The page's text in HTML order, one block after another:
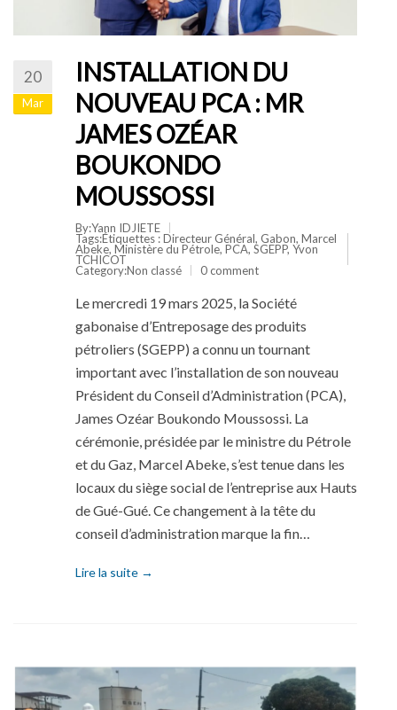
20
Mar
INSTALLATION DU
NOUVEAU PCA : MR
JAMES OZÉAR
BOUKONDO
MOUSSOSSI
By:Yann IDJIETE
Tags:Étiquettes :Directeur Général, Gabon, Marcel
Abeke, Ministère du Pétrole, PCA, SGEPP, Yvon
TCHICOT
Category:Non classé 0 comment
Le mercredi 19 mars 2025, la Société
gabonaise d’Entreposage des produits
pétroliers (SGEPP) a connu un tournant
important avec l’installation de son nouveau
Président du Conseil d’Administration (PCA),
James Ozéar Boukondo Moussossi. La
cérémonie, présidée par le ministre du Pétrole
et du Gaz, Marcel Abeke, s’est tenue dans les
locaux du siège social de l’entreprise aux Hauts
de Gué-Gué. Ce changement à la tête du
conseil d’administration marque la fin…
Lire la suite →